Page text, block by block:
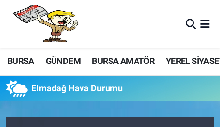
BURSA GÜNDEM BURSA AMATÖR YEREL
Elmadağ Hava Durumu